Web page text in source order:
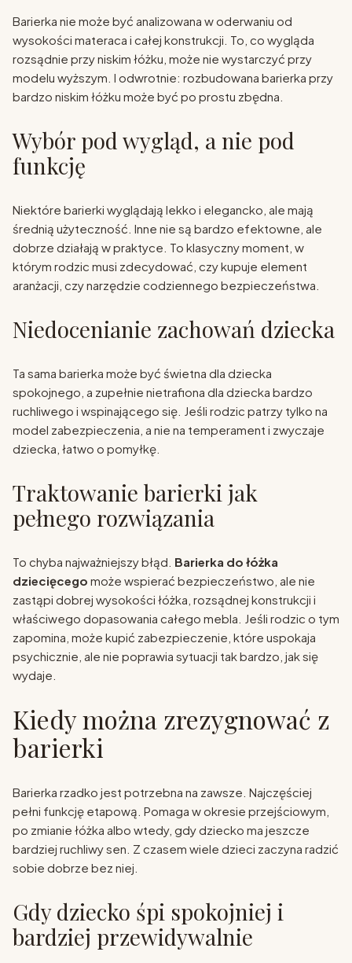
Barierka nie może być analizowana w oderwaniu od
wysokości materaca i całej konstrukcji. To, co wygląda
rozsądnie przy niskim łóżku, może nie wystarczyć przy
modelu wyższym. I odwrotnie: rozbudowana barierka przy
bardzo niskim łóżku może być po prostu zbędna.
Wybór pod wygląd, a nie pod
funkcję
Niektóre barierki wyglądają lekko i elegancko, ale mają
średnią użyteczność. Inne nie są bardzo efektowne, ale
dobrze działają w praktyce. To klasyczny moment, w
którym rodzic musi zdecydować, czy kupuje element
aranżacji, czy narzędzie codziennego bezpieczeństwa.
Niedocenianie zachowań dziecka
Ta sama barierka może być świetna dla dziecka
spokojnego, a zupełnie nietrafiona dla dziecka bardzo
ruchliwego i wspinającego się. Jeśli rodzic patrzy tylko na
model zabezpieczenia, a nie na temperament i zwyczaje
dziecka, łatwo o pomyłkę.
Traktowanie barierki jak
pełnego rozwiązania
To chyba najważniejszy błąd. Barierka do łóżka
dziecięcego może wspierać bezpieczeństwo, ale nie
zastąpi dobrej wysokości łóżka, rozsądnej konstrukcji i
właściwego dopasowania całego mebla. Jeśli rodzic o tym
zapomina, może kupić zabezpieczenie, które uspokaja
psychicznie, ale nie poprawia sytuacji tak bardzo, jak się
wydaje.
Kiedy można zrezygnować z
barierki
Barierka rzadko jest potrzebna na zawsze. Najczęściej
pełni funkcję etapową. Pomaga w okresie przejściowym,
po zmianie łóżka albo wtedy, gdy dziecko ma jeszcze
bardziej ruchliwy sen. Z czasem wiele dzieci zaczyna radzić
sobie dobrze bez niej.
Gdy dziecko śpi spokojniej i
bardziej przewidywalnie